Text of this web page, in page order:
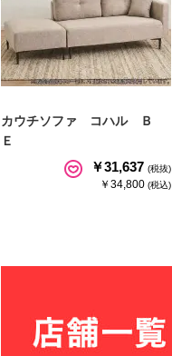
カウチソファ コハル Ｂ
Ｅ
￥31,637 (税抜)
￥34,800 (税込)